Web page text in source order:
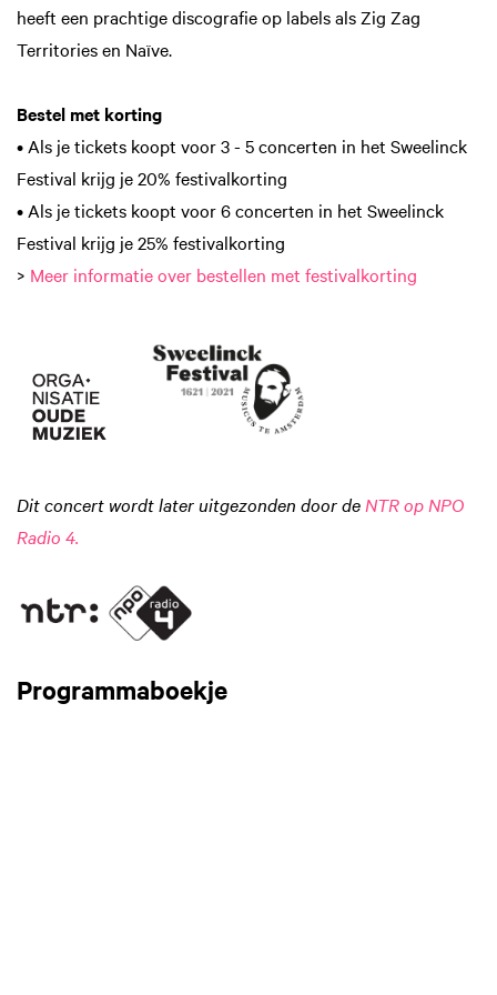
heeft een prachtige discografie op labels als Zig Zag
Territories en Naïve.
Bestel met korting
• Als je tickets koopt voor 3 - 5 concerten in het Sweelinck
Festival krijg je 20% festivalkorting
• Als je tickets koopt voor 6 concerten in het Sweelinck
Festival krijg je 25% festivalkorting
> Meer informatie over bestellen met festivalkorting
Dit concert wordt later uitgezonden door de NTR op NPO
Radio 4.
Programmaboekje